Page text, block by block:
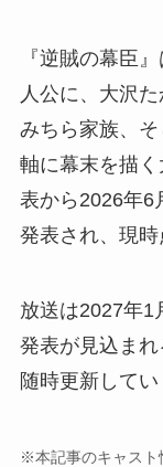
『逆賊の幕臣
人公に、大沢
みちら家族、
軸に幕末を描
表から2026年6
発表され、現時
放送は2027年1
発表が見込ま
随時更新してい
※本記事のキャスト